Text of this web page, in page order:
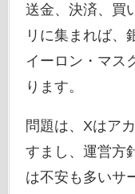
送金、決済、買
リに集まれば、
イーロン・マス
ります。
問題は、Xはア
すまし、運営方
は不安も多いサ